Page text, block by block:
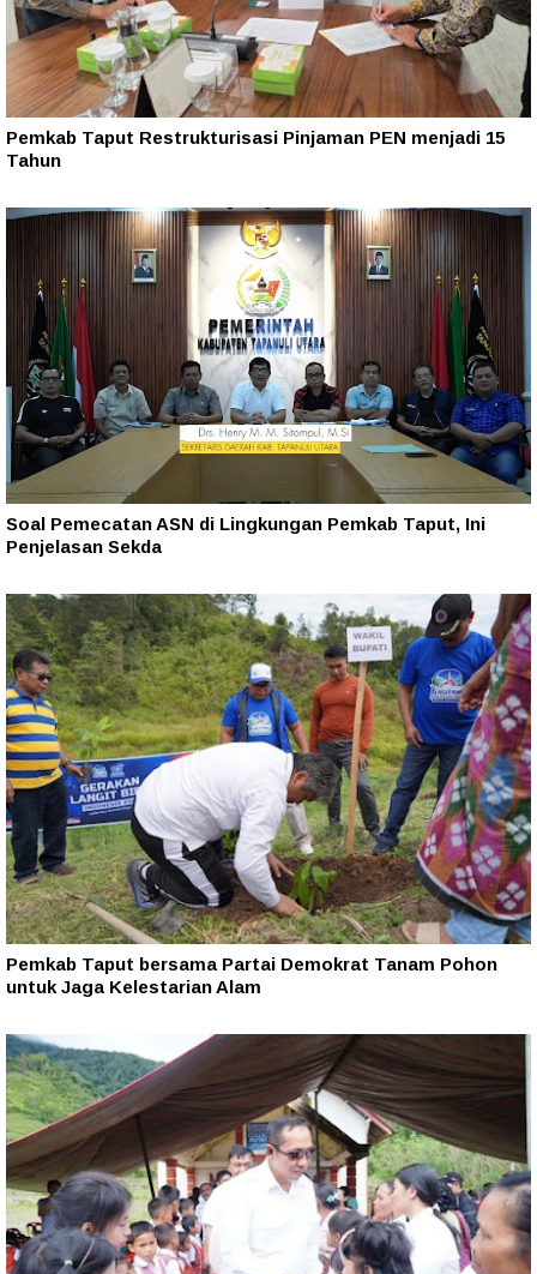
Pemkab Taput Restrukturisasi Pinjaman PEN menjadi 15
Tahun‎
Soal Pemecatan ASN di Lingkungan Pemkab Taput, Ini
Penjelasan Sekda
Pemkab Taput bersama Partai Demokrat Tanam Pohon
untuk Jaga Kelestarian Alam